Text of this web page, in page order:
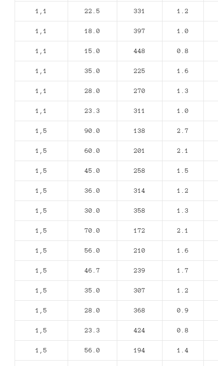
1,1 22.5 331 1.2
1,1 18.0 397 1.0
1,1 15.0 448 0.8
1,1 35.0 225 1.6
1,1 28.0 270 1.3
1,1 23.3 311 1.0
1,5 90.0 138 2.7
1,5 60.0 201 2.1
1,5 45.0 258 1.5
1,5 36.0 314 1.2
1,5 30.0 358 1.3
1,5 70.0 172 2.1
1,5 56.0 210 1.6
1,5 46.7 239 1.7
1,5 35.0 307 1.2
1,5 28.0 368 0.9
1,5 23.3 424 0.8
1,5 56.0 194 1.4